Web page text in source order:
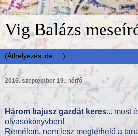
Vig Balázs
2016. szeptember 19., hétfő
Három bajusz gazdát keres... most
olvasókönyvben!
Remélem, nem lesz megterhelő a